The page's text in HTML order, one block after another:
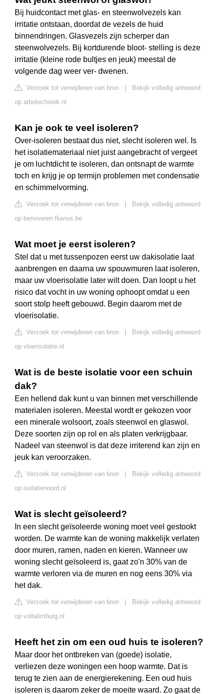
Bij huidcontact met glas- en steenwolvezels kan
irritatie ontstaan, doordat de vezels de huid
binnendringen. Glasvezels zijn scherper dan
steenwolvezels. Bij kortdurende bloot- stelling is deze
irritatie (kleine rode bultjes en jeuk) meestal de
volgende dag weer ver- dwenen.
Verzoek tot verwijderen van bron
Bekijk volledig antwoord
op arbotechniek.nl
Kan je ook te veel isoleren?
Over-isoleren bestaat dus niet, slecht isoleren wel. Is
het isolatiemateriaal niet juist aangebracht of vergeet
je om luchtdicht te isoleren, dan ontsnapt de warmte
toch en krijg je op termijn problemen met condensatie
en schimmelvorming.
Verzoek tot verwijderen van bron
Bekijk volledig antwoord
op benoveren.fluvius.be
Wat moet je eerst isoleren?
Stel dat u met tussenpozen eerst uw dakisolatie laat
aanbrengen en daarna uw spouwmuren laat isoleren,
maar uw vloerisolatie later wilt doen. Dan loopt u het
risico dat vocht in uw woning ophoopt omdat u een
soort stolp heeft gebouwd. Begin daarom met de
vloerisolatie.
Verzoek tot verwijderen van bron
Bekijk volledig antwoord
op vloerisolatie.nl
Wat is de beste isolatie voor een schuin
dak?
Een hellend dak kunt u van binnen met verschillende
materialen isoleren. Meestal wordt er gekozen voor
een minerale wolsoort, zoals steenwol en glaswol.
Deze soorten zijn op rol en als platen verkrijgbaar.
Nadeel van steenwol is dat deze irriterend kan zijn en
jeuk kan veroorzaken.
Verzoek tot verwijderen van bron
Bekijk volledig antwoord
op isolatienoord.nl
Wat is slecht geïsoleerd?
In een slecht geïsoleerde woning moet veel gestookt
worden. De warmte kan de woning makkelijk verlaten
door muren, ramen, naden en kieren. Wanneer uw
woning slecht geïsoleerd is, gaat zo'n 30% van de
warmte verloren via de muren en nog eens 30% via
het dak.
Verzoek tot verwijderen van bron
Bekijk volledig antwoord
op voltalimburg.nl
Heeft het zin om een oud huis te isoleren?
Maar door het ontbreken van (goede) isolatie,
verliezen deze woningen een hoop warmte. Dat is
terug te zien aan de energierekening. Een oud huis
isoleren is daarom zeker de moeite waard. Zo gaat de